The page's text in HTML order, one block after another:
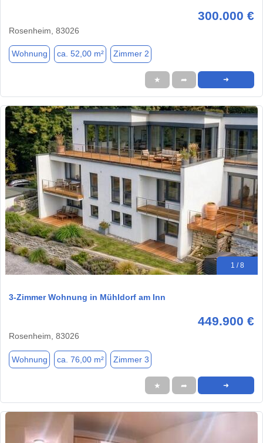
300.000 €
Rosenheim, 83026
Wohnung ca. 52,00 m² Zimmer 2
★ ➦ ➜
1 / 8
3-Zimmer Wohnung in Mühldorf am Inn
449.900 €
Rosenheim, 83026
Wohnung ca. 76,00 m² Zimmer 3
★ ➦ ➜